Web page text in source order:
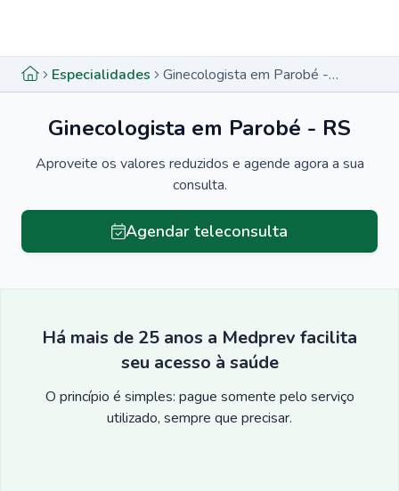
Especialidades Ginecologista em Parobé - RS
Ginecologista em Parobé - RS
Aproveite os valores reduzidos e agende agora a sua
consulta.
Agendar teleconsulta
Há mais de 25 anos a Medprev facilita
seu acesso à saúde
O princípio é simples: pague somente pelo serviço
utilizado, sempre que precisar.